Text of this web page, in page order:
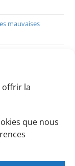
offrir la
que nous
mauvaises
»